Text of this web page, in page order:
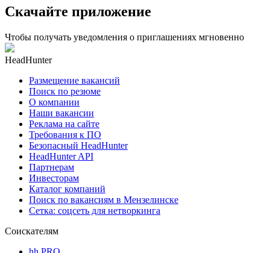
Скачайте приложение
Чтобы получать уведомления о приглашениях мгновенно
HeadHunter
Размещение вакансий
Поиск по резюме
О компании
Наши вакансии
Реклама на сайте
Требования к ПО
Безопасный HeadHunter
HeadHunter API
Партнерам
Инвесторам
Каталог компаний
Поиск по вакансиям в Мензелинске
Сетка: соцсеть для нетворкинга
Соискателям